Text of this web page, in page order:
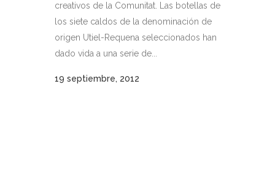
creativos de la Comunitat. Las botellas de
los siete caldos de la denominación de
origen Utiel-Requena seleccionados han
dado vida a una serie de...
19 septiembre, 2012